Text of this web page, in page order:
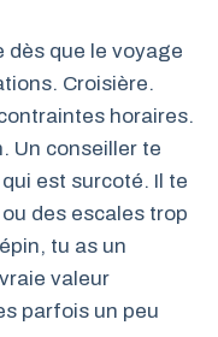
dès que le voyage
Croisière.
horaires.
Un conseiller te
est surcoté. Il te
des escales trop
tu as un
valeur
parfois un peu